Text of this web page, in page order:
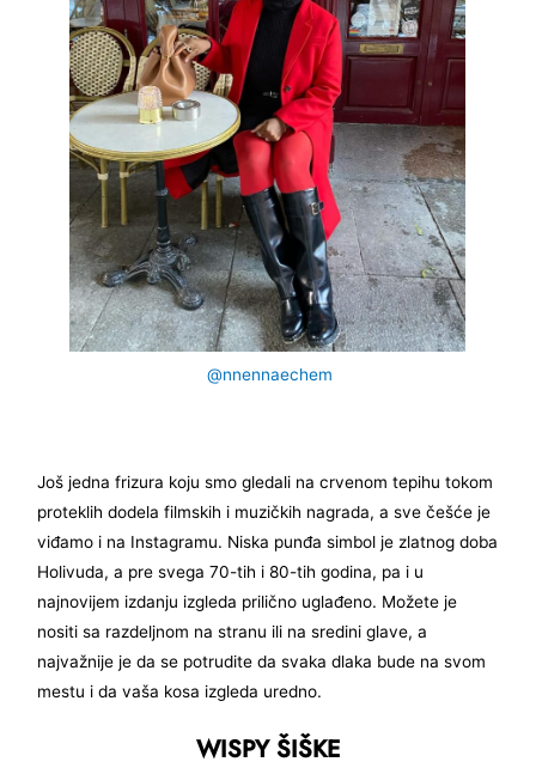
@nnennaechem
Još jedna frizura koju smo gledali na crvenom tepihu tokom
proteklih dodela filmskih i muzičkih nagrada, a sve češće je
viđamo i na Instagramu. Niska punđa simbol je zlatnog doba
Holivuda, a pre svega 70-tih i 80-tih godina, pa i u
najnovijem izdanju izgleda prilično uglađeno. Možete je
nositi sa razdeljnom na stranu ili na sredini glave, a
najvažnije je da se potrudite da svaka dlaka bude na svom
mestu i da vaša kosa izgleda uredno.
WISPY ŠIŠKE